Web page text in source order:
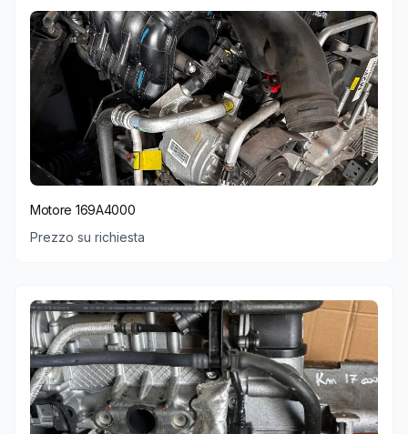
Motore 169A4000
Prezzo su richiesta